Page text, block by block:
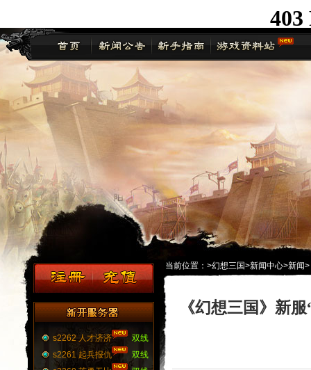
s2262 人才济济
双线
s2261 起兵报仇
双线
当前位置： >幻想三国>新闻中心>新闻>
《幻想三国》新